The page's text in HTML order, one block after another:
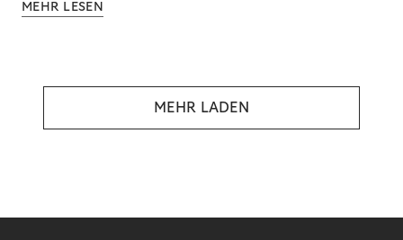
MEHR LESEN
MEHR LADEN